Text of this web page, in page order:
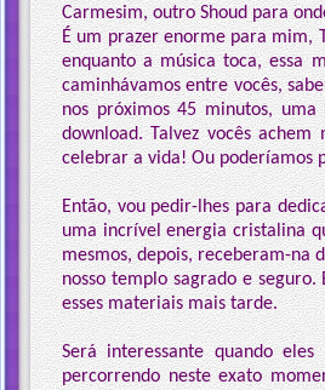
Carmesim, outro Shoud para
É um prazer enorme para mim,
enquanto a música toca, essa
caminhávamos entre vocês,
nos próximos 45 minutos,
download. Talvez vocês
celebrar a vida! Ou poderíamos
Então, vou pedir-lhes para
uma incrível energia cristalina
mesmos, depois, receberam-na
nosso templo sagrado e
esses materiais mais tarde.
Será interessante quando
percorrendo neste exato